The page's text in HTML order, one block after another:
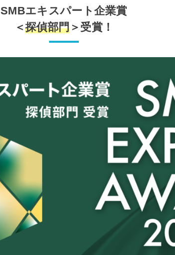
SMBエキスパート企業賞
＜探偵部門 ＞受賞！